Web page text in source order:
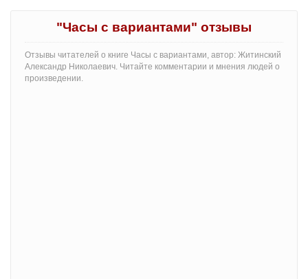
"Часы с вариантами" отзывы
Отзывы читателей о книге Часы с вариантами, автор: Житинский
Александр Николаевич. Читайте комментарии и мнения людей о
произведении.